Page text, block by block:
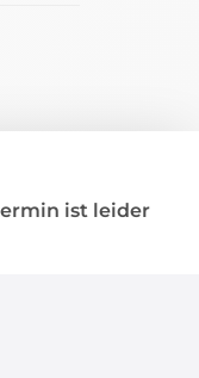
ist leider